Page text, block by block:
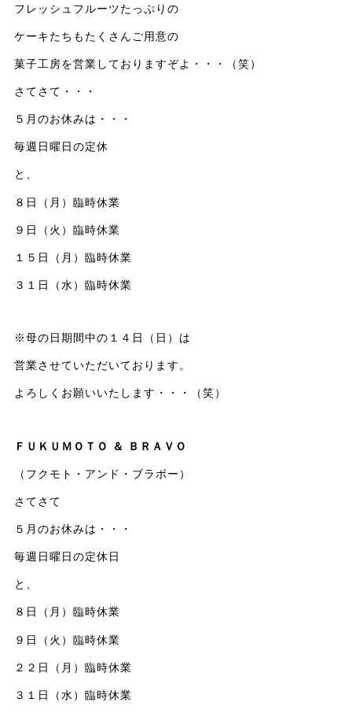
フレッシュフルーツたっぷりの
ケーキたちもたくさんご用意の
菓子工房を営業しておりますぞよ・・・（笑）
さてさて・・・
５月のお休みは・・・
毎週日曜日の定休
と、
８日（月）臨時休業
９日（火）臨時休業
１５日（月）臨時休業
３１日（水）臨時休業
※母の日期間中の１４日（日）は
営業させていただいております。
よろしくお願いいたします・・・（笑）
ＦＵＫＵＭＯＴＯ ＆ ＢＲＡＶＯ
（フクモト・アンド・ブラボー）
さてさて
５月のお休みは・・・
毎週日曜日の定休日
と、
８日（月）臨時休業
９日（火）臨時休業
２２日（月）臨時休業
３１日（水）臨時休業